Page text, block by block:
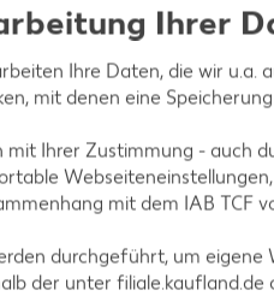
von beiden Seiten
Ihrer
Ihre Daten, die wir u.a.
mit denen eine
Ihrer Zustimmung - auch
mit dem IAB TCF
durchgeführt, um eigene
der unter filiale.kaufland.de